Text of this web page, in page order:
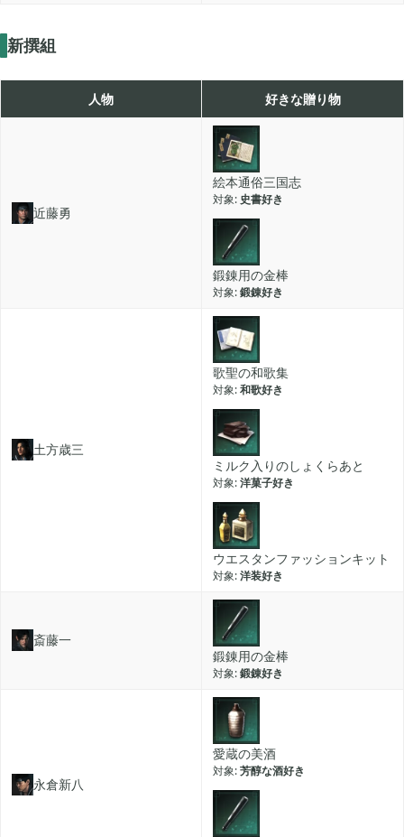
新撰組
人物 好きな贈り物
近藤勇
絵本通俗三国志
史書好き
鍛錬用の金棒
鍛錬好き
土方歳三
歌聖の和歌集
和歌好き
ミルク入りのしょくらあと
洋菓子好き
ウエスタンファッションキット
洋装好き
斎藤一
鍛錬用の金棒
鍛錬好き
永倉新八
愛蔵の美酒
芳醇な酒好き